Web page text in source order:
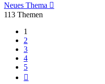
Neues Thema
113 Themen
1
2
3
4
5